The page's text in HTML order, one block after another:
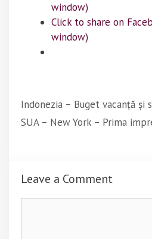
window)
Click to share on
window)
Indonezia – Buget vacanță și
SUA – New York – Prima
Leave a Comment